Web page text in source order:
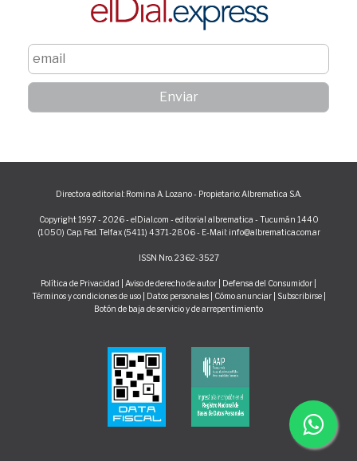
Directora editorial: Romina A. Lozano - Propietario: Albrematica S.A.
Copyright 1997 - 2026 - elDial.com - editorial albrematica - Tucumán 1440
(1050) Cap. Fed. Telfax (5411) 4371-2806 - E-Mail: info@albrematica.com.ar
ISSN Nro. 2362-3527
Política de Privacidad Aviso de derecho de autor Defensa del Consumidor
Términos y condiciones de uso| Datos personales| Cómo anunciar| Subscribirse
Botón de baja de servicio y de arrepentimiento